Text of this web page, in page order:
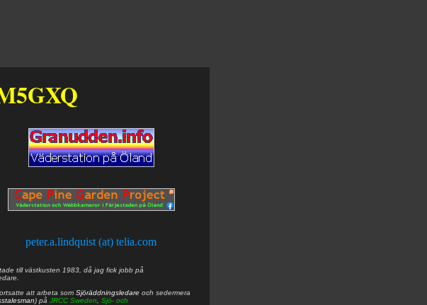
peter.a.lindquist (at) telia.com
till västkusten 1983, då jag fick jobb på
att arbeta som Sjöräddningsledare och sedermera
) på JRCC Sweden
Sjö- och